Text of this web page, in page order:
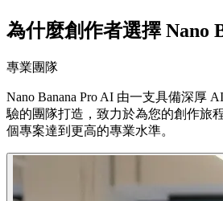
為什麼創作者選擇 Nano
專業團隊
Nano Banana Pro AI 由一支具備深厚
驗的團隊打造，致力於為您的創作旅
個專案達到更高的專業水準。